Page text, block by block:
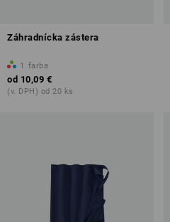
Záhradnícka zástera
1 farba
od 10,09 €
(v. DPH) od 20 ks